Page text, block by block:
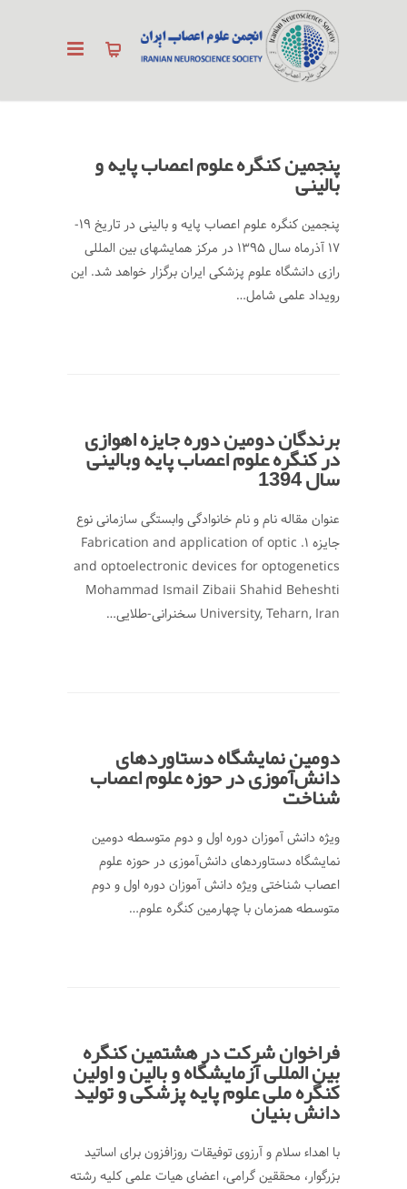
پنجمین کنگره علوم اعصاب پایه و
بالینی
پنجمین کنگره علوم اعصاب پایه و بالینی در تاریخ 19-
17 آذرماه سال 1395 در مرکز همایشهای بین المللی
رازی دانشگاه علوم پزشکی ایران برگزار خواهد شد. این
رویداد علمی شامل…
برندگان دومین دوره جایزه اهوازی
در کنگره علوم اعصاب پایه وبالینی
سال 1394
عنوان مقاله نام و نام خانوادگی وابستگی سازمانی نوع
جایزه 1. Fabrication and application of optic
and optoelectronic devices for optogenetics
Mohammad Ismail Zibaii Shahid Beheshti
University, Teharn, Iran سخنرانی-طلایی…
دومین نمایشگاه دستاوردهای
دانش‌آموزی در حوزه علوم اعصاب
شناخت
ویژه دانش آموزان دوره اول و دوم متوسطه دومین
نمایشگاه دستاوردهای دانش‌آموزی در حوزه علوم
اعصاب شناختی ویژه دانش آموزان دوره اول و دوم
متوسطه همزمان با چهارمین کنگره علوم…
فراخوان شرکت در هشتمین کنگره
بین المللی آزمایشگاه و بالین و اولین
کنگره ملی علوم پایه پزشکی و تولید
دانش بنیان
با اهداء سلام و آرزوی توفیقات روزافزون برای اساتید
بزرگوار، محققین گرامی، اعضای هیات علمی کلیه رشته